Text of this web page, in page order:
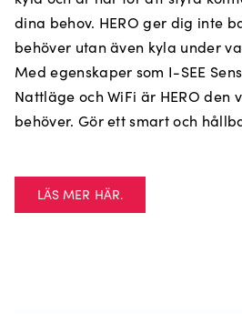
dina behov. HERO ger dig inte
behöver utan även kyla under
Med egenskaper som I-SEE
Nattläge och WiFi är HERO den
behöver. Gör ett smart och
LÄS MER HÄR.